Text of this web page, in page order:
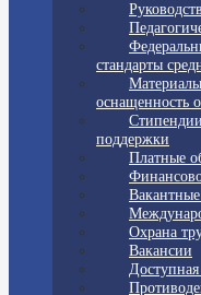
стандарты
оснащенность
поддержки
Платные
Охрана
Вакансии
Доступная